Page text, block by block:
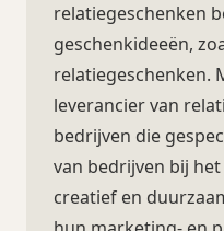
relatiegeschenken
geschenkideeën,
relatiegeschenken.
leverancier van
bedrijven die
van bedrijven bij
creatief en